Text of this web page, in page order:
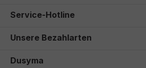
Service-Hotline
Unsere Bezahlarten
Dusyma